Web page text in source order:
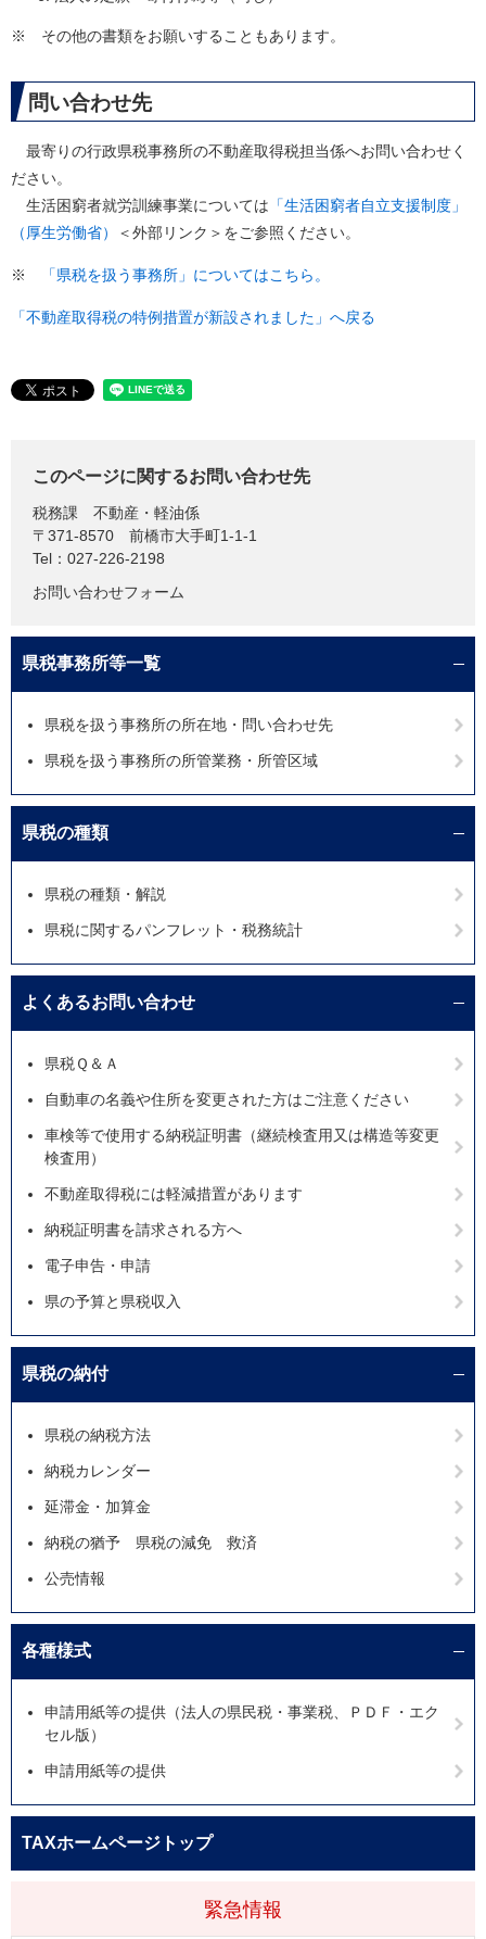
※ その他の書類をお願いすることもあります。
問い合わせ先
最寄りの行政県税事務所の不動産取得税担当係へお問い合わせく
ださい。
生活困窮者就労訓練事業については 「生活困窮者自立支援制度」
（厚生労働省）
＜外部リンク＞ をご参照ください。
※ 「県税を扱う事務所」についてはこちら。
「不動産取得税の特例措置が新設されました」へ戻る
このページに関するお問い合わせ先
税務課
不動産・軽油係
〒371-8570
前橋市大手町1-1-1
Tel：027-226-2198
お問い合わせフォーム
緊急情報
県税事務所等一覧
県税を扱う事務所の所在地・問い合わせ先
県税を扱う事務所の所管業務・所管区域
県税の種類
県税の種類・解説
県税に関するパンフレット・税務統計
よくあるお問い合わせ
県税Ｑ＆Ａ
自動車の名義や住所を変更された方はご注意ください
車検等で使用する納税証明書（継続検査用又は構造等変更
検査用）
不動産取得税には軽減措置があります
納税証明書を請求される方へ
電子申告・申請
県の予算と県税収入
県税の納付
県税の納税方法
納税カレンダー
延滞金・加算金
納税の猶予 県税の減免 救済
公売情報
各種様式
申請用紙等の提供（法人の県民税・事業税、ＰＤＦ・エク
セル版）
申請用紙等の提供
TAXホームページトップ